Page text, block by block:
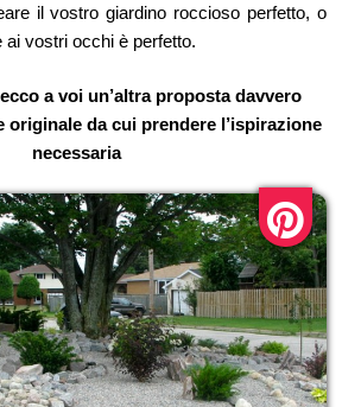
il vostro giardino roccioso perfetto, o
ai vostri occhi è perfetto.
a voi un’altra proposta davvero
originale da cui prendere l’ispirazione
necessaria